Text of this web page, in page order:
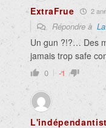
ExtraFrue 2
Répondre à
Un gun ?!?… Des
jamais trop safe
0 -1